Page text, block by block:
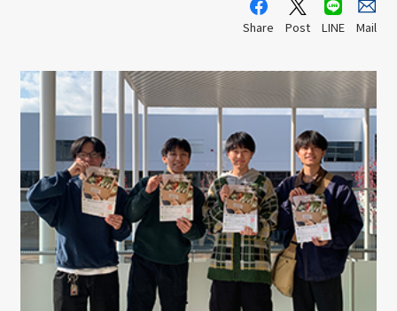
Share Post LINE Mail